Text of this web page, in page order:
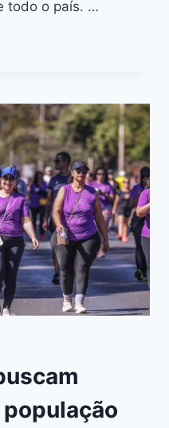
todo o país. …